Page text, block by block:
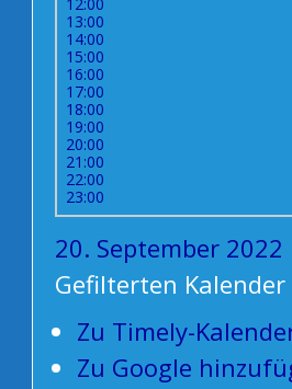
13:00
14:00
15:00
16:00
17:00
18:00
19:00
20:00
21:00
22:00
23:00
20. September 2022
Gefilterten
Zu Timely-
Zu Google